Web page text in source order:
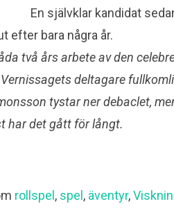
En självklar kandidat
efter bara några år.
två års arbete av den
deltagare
tystar ner debaclet,
har det gått för långt.
rollspel , spel , äventyr,